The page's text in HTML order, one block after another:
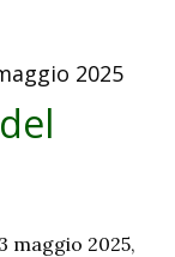
2025
maggio 2025,